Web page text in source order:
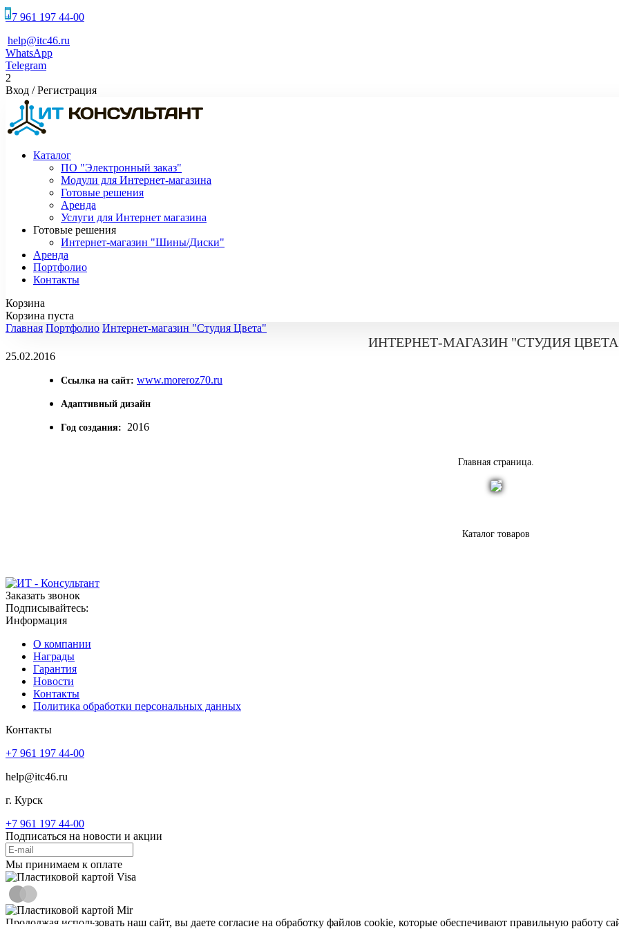
+7 961 197 44-00
help@itc46.ru
WhatsApp
Telegram
2
Вход /Регистрация
Каталог
ПО "Электронный заказ"
Модули для Интернет-магазина
Готовые решения
Аренда
Услуги для Интернет магазина
Готовые решения
Интернет-магазин "Шины/Диски"
Аренда
Портфолио
Контакты
Корзина
Корзина пуста
Главная Портфолио Интернет-магазин "Студия Цвета"
ИНТЕРНЕТ-МАГАЗИН "СТУДИЯ
25.02.2016
Ссылка на сайт: www.moreroz70.ru
Адаптивный дизайн
Год создания: 2016
Главная страница.
Каталог товаров
Заказать звонок
Подписывайтесь:
Информация
О компании
Награды
Гарантия
Новости
Контакты
Политика обработки персональных данных
Контакты
+7 961 197 44-00
help@itc46.ru
г. Курск
+7 961 197 44-00
Подписаться на новости и акции
Мы принимаем к оплате
Продолжая использовать наш сайт, вы даете согласие на обработку файлов cookie, которые обеспечивают правильную работу